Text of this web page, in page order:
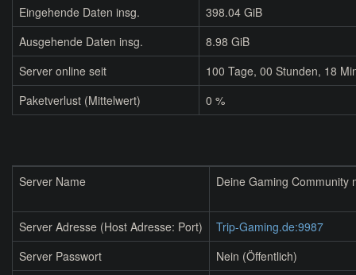
Eingehende Daten insg.
398.04 GiB
Ausgehende Daten insg.
8.98 GiB
Server online seit
100 Tage, 00 Stunden, 18
Paketverlust (Mittelwert)
0 %
Server Name Deine Gaming Community
Server Adresse (Host Adresse: Port)
Trip-Gaming.de:9987
Server Passwort
Nein (Öffentlich)